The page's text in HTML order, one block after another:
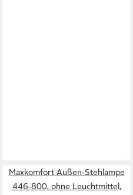
Maxkomfort Außen-Stehlampe
446-800, ohne Leuchtmittel,